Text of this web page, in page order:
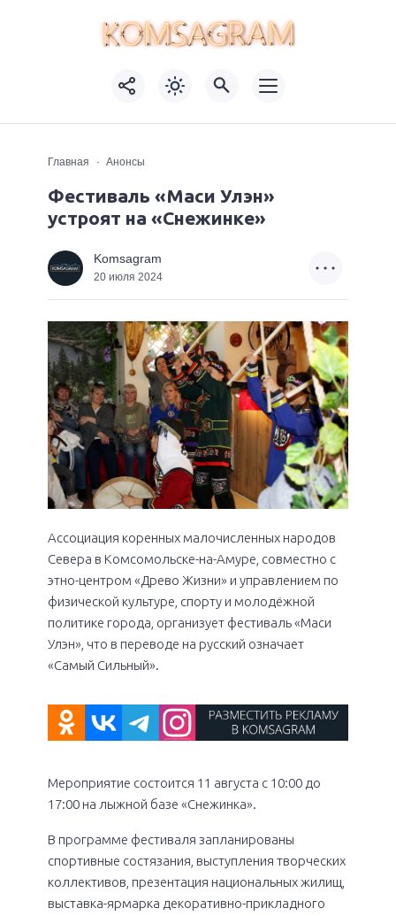
Главная Анонсы
Фестиваль «Маси Улэн»
устроят на «Снежинке»
Komsagram
20 июля 2024
Ассоциация коренных малочисленных народов
Севера в Комсомольске-на-Амуре, совместно с
этно-центром «Древо Жизни» и управлением по
физической культуре, спорту и молодёжной
политике города, организует фестиваль «Маси
Улэн», что в переводе на русский означает
«Самый Сильный».
Мероприятие состоится 11 августа с 10:00 до
17:00 на лыжной базе «Снежинка».
В программе фестиваля запланированы
спортивные состязания, выступления творческих
коллективов, презентация национальных жилищ,
выставка-ярмарка декоративно-прикладного